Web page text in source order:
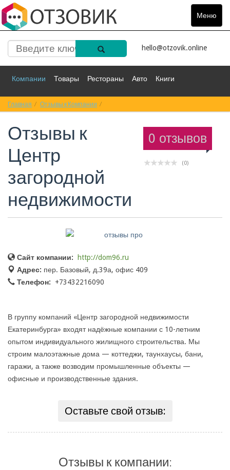
Меню
Toggle
hello@otzovik.online
Компании Товары Рестораны Авто Книги
Спорт Фильмы Деньги
Красота Здоровье
Главная Отзывы к Компании
0 отзывов
(0)
Отзывы к
Центр
загородной
недвижимости
Сайт компании:
http://dom96.ru
Адрес: пер. Базовый, д.39а, офис 409
Телефон:
+73432216090
В группу компаний «Центр загородной недвижимости
Екатеринбурга» входят надёжные компании с 10-летним
опытом индивидуального жилищного строительства. Мы
строим малоэтажные дома — коттеджи, таунхаусы, бани,
гаражи, а также возводим промышленные объекты —
офисные и производственные здания.
Оставьте свой отзыв:
Отзывы к компании: